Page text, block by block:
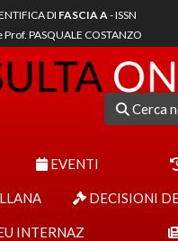
DI FASCIA A- ISSN
PASQUALE COSTANZO
Cerca
EVENTI
DECISIONI
INTERNAZ